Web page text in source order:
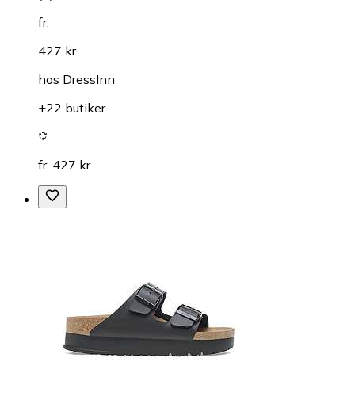
fr.
427 kr
hos DressInn
+22 butiker
fr. 427 kr